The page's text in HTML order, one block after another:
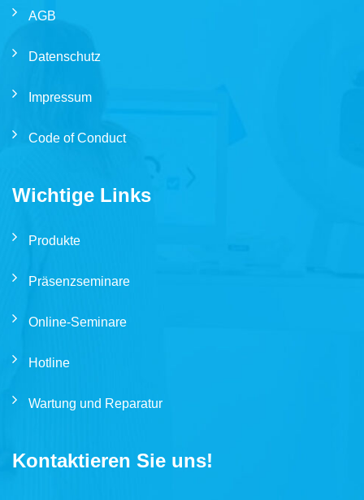
AGB
Datenschutz
Impressum
Code of Conduct
Wichtige Links
Produkte
Präsenzseminare
Online-Seminare
Hotline
Wartung und Reparatur
Kontaktieren Sie uns!